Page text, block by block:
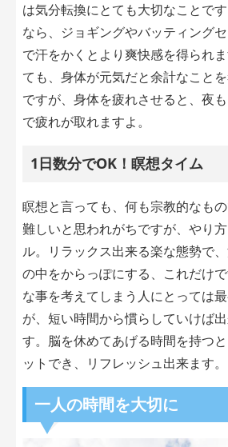
は気分転換にとても大切なことで
なら、ジョギングやバッティング
で汗をかくとより爽快感を得られ
ても、身体が元気だと余計なこと
ですが、身体を疲れさせると、夜
で疲れが取れますよ。
1日数分でOK！瞑想タイム
瞑想と言っても、何も宗教的なもの
難しいと思われがちですが、やり
ル。リラックス出来る楽な態勢で
の中をからっぽにする、これだけ
な事を考えてしまう人にとっては
が、短い時間から慣らしていけば
す。脳を休めてあげる時間を持つ
ットでき、リフレッシュ出来ます。
一人の時間を大切に